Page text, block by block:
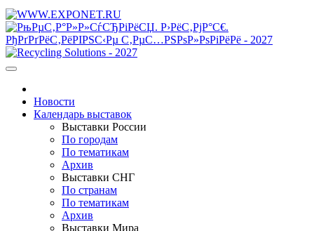
Новости
Календарь выставок
Выставки России
По городам
По тематикам
Архив
Выставки СНГ
По странам
По тематикам
Архив
Выставки Мира